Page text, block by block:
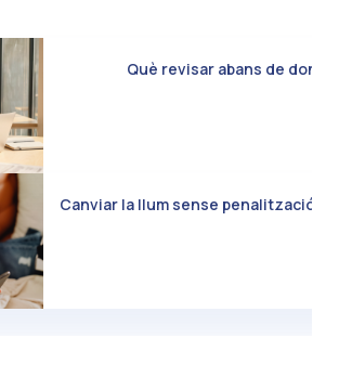
Què revisar abans de
Canviar la llum sense penalització: